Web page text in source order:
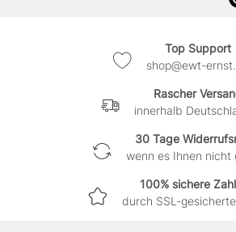
Top Support
shop@ewt-
Rascher
innerhalb
30 Tage
wenn es Ihnen nicht
100% sichere
durch SSL-